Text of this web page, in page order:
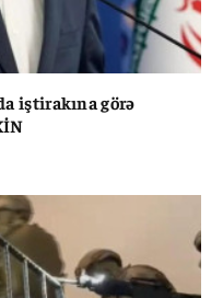
iştirakına görə